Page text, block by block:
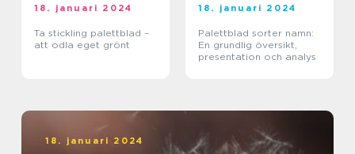
18. januari 2024
Ta stickling palettblad –
att odla eget grönt
18. januari 2024
Palettblad sorter namn:
En grundlig översikt,
presentation och analys
18. januari 2024